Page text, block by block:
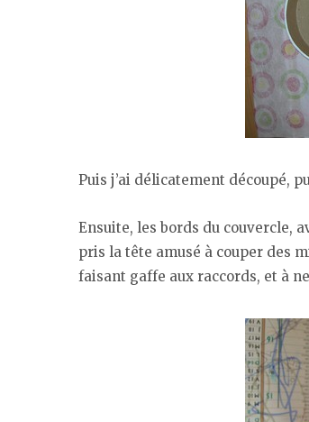
Puis j’ai délicatement découpé,
Ensuite, les bords du couvercle,
pris la tête amusé à couper des
faisant gaffe aux raccords, et à